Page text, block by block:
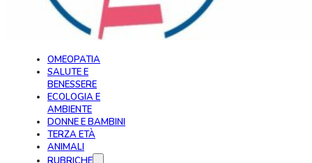
OMEOPATIA
SALUTE E
BENESSERE
ECOLOGIA E
AMBIENTE
DONNE E BAMBINI
TERZA ETÀ
ANIMALI